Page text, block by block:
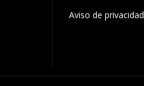
Aviso de privacidad